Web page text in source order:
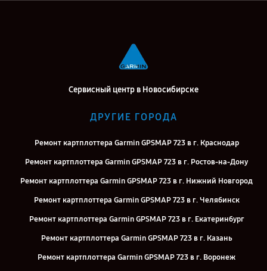
Сервисный центр в Новосибирске
ДРУГИЕ ГОРОДА
Ремонт картплоттера Garmin GPSMAP 723 в г. Краснодар
Ремонт картплоттера Garmin GPSMAP 723 в г. Ростов-на-Дону
Ремонт картплоттера Garmin GPSMAP 723 в г. Нижний Новгород
Ремонт картплоттера Garmin GPSMAP 723 в г. Челябинск
Ремонт картплоттера Garmin GPSMAP 723 в г. Екатеринбург
Ремонт картплоттера Garmin GPSMAP 723 в г. Казань
Ремонт картплоттера Garmin GPSMAP 723 в г. Воронеж